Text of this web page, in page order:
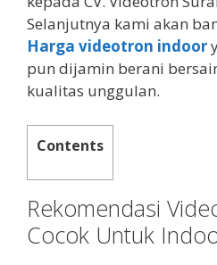
Selanjutnya kami akan
Harga videotron indoor
pun dijamin berani
kualitas unggulan.
Contents
Rekomendasi
Cocok Untuk